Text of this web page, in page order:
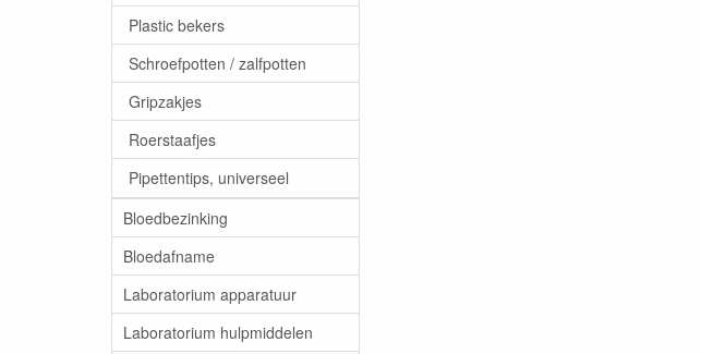
Plastic bekers
Schroefpotten / zalfpotten
Gripzakjes
Roerstaafjes
Pipettentips, universeel
Bloedbezinking
Bloedafname
Laboratorium apparatuur
Laboratorium hulpmiddelen